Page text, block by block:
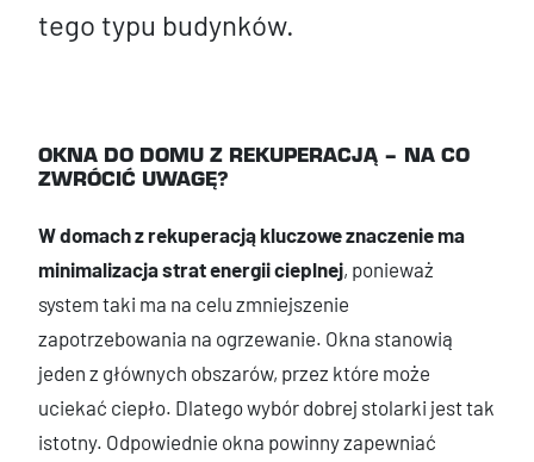
tego typu budynków.
OKNA DO DOMU Z REKUPERACJĄ – NA CO
ZWRÓCIĆ UWAGĘ?
W domach z rekuperacją kluczowe znaczenie ma
minimalizacja strat energii cieplnej, ponieważ
system taki ma na celu zmniejszenie
zapotrzebowania na ogrzewanie. Okna stanowią
jeden z głównych obszarów, przez które może
uciekać ciepło. Dlatego wybór dobrej stolarki jest tak
istotny. Odpowiednie okna powinny zapewniać